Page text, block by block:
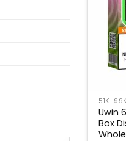
51K-99K
Uwin
Box